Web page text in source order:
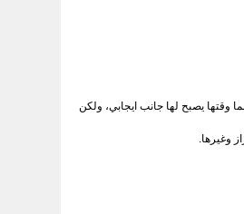
وقتها يصبح لها جانب ايجابي، ولكن
وغيرها.